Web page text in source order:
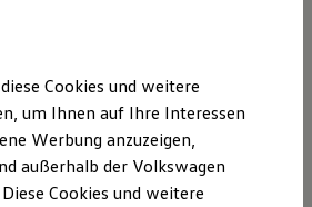
finden
Cookies und weitere
um Ihnen auf Ihre Interessen
Werbung anzuzeigen,
außerhalb der Volkswagen
Cookies und weitere